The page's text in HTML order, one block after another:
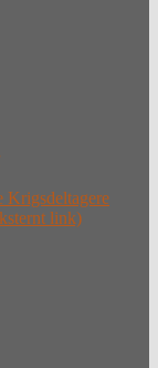
Krigsdeltagere
link)